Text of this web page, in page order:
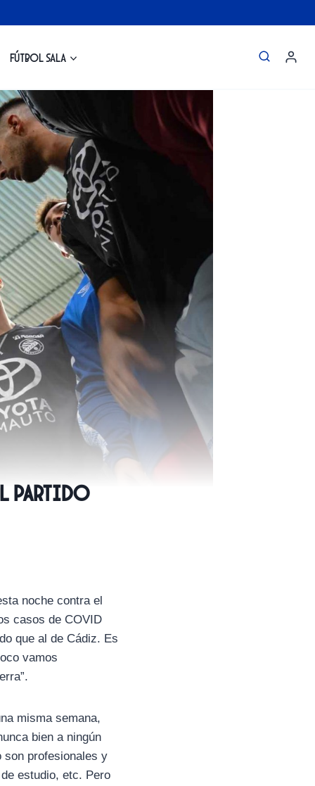
Fútbol Sala
partido
noche contra el
casos de COVID
que al de Cádiz. Es
vamos
misma semana,
bien a ningún
son profesionales y
estudio, etc. Pero